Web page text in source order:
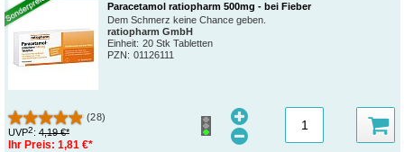
Paracetamol ratiopharm 500mg - bei Fieber
Dem Schmerz keine Chance geben.
ratiopharm GmbH
Einheit: 20 Stk Tabletten
PZN: 01126111
(28)
UVP2: 4,19 €*
Ihr Preis: 1,81 €*